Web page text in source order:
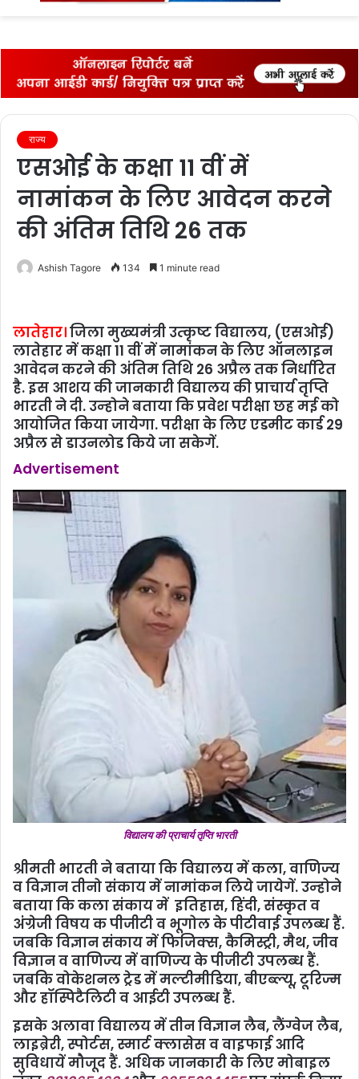
राज्‍य
एसओई के कक्षा 11 वीं में
नामांकन के लिए आवेदन करने
की अंतिम तिथि 26 तक
Ashish Tagore 134 1 minute read
लातेहार।जिला मुख्‍यमंत्री उत्‍कृष्‍ट विद्यालय, (एसओई)
लातेहार में कक्षा 11 वीं में नामांकन के लिए ऑनलाइन
आवेदन करने की अंतिम तिथि 26 अप्रैल तक निर्धारित
है. इस आशय की जानकारी विद्यालय की प्राचार्य तृप्ति
भारती ने दी. उन्‍होने बताया कि प्रवेश परीक्षा छह मई को
आयोजित किया जायेगा. परीक्षा के लिए एडमीट कार्ड 29
अप्रैल से डाउनलोड किये जा सकेगें.
Advertisement
विद्यालय की प्राचार्य तृप्ति भारती
श्रीमती भारती ने बताया कि विद्यालय में कला, वाणिज्‍य
व विज्ञान तीनो संकाय में नामांकन लिये जायेगें. उन्‍होने
बताया कि कला संकाय में इतिहास, हिंदी, संस्‍कृत व
अंंग्रेजी विषय क पीजीटी व भूगोल के पीटीवाई उपलब्‍ध हैं.
जबकि विज्ञान संकाय में फिजिक्‍स, कैमिस्‍ट्री, मैथ, जीव
विज्ञान व वाणिज्‍य में वाणिज्‍य के पीजीटी उपलब्‍ध हैं.
जबकि वोकेशनल ट्रेड में मल्टीमीडिया, बीएब्‍ल्‍यू, टूरिज्म
और हॉस्पिटैलिटी व आईटी उपलब्‍ध हैं.
इसके अलावा विद्यालय में तीन विज्ञान लैब, लैंग्वेज लैब,
लाइब्रेरी, स्‍पोर्टस, स्‍मार्ट क्‍लासेस व वाइफाई आ‍दि
सुविधायें मौजूद हैं. अधिक जानकारी के लिए मोबाइल